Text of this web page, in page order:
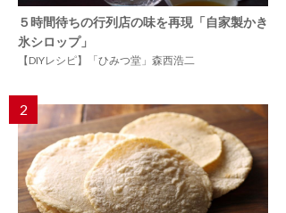
５時間待ちの行列店の味を再現「自家製かき
氷シロップ」
【DIYレシピ】「ひみつ堂」森西浩二
2